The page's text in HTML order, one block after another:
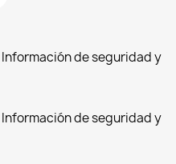
de seguridad y
de seguridad y